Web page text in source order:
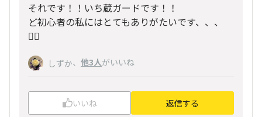
それです！！いち蔵ガードです！！
ど初心者の私にはとてもありがたいです、、、
🙇‍♂️
しずか、 他3人がいいね
いいね 返信する